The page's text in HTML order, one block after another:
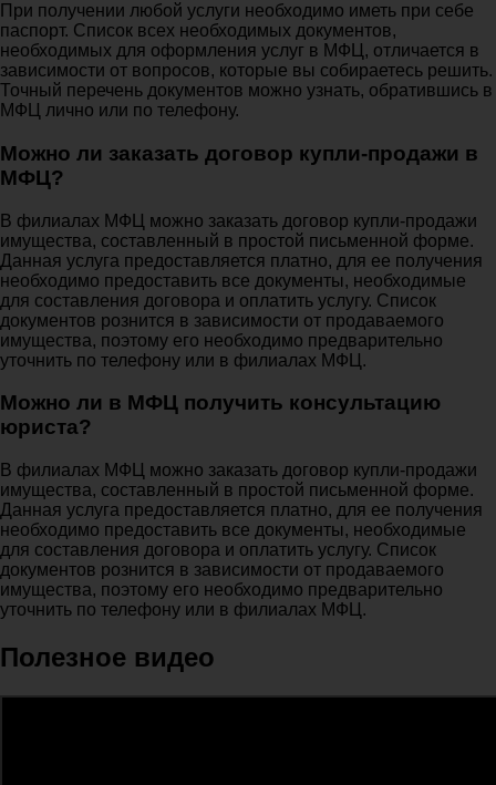
При получении любой услуги необходимо иметь при себе
паспорт. Список всех необходимых документов,
необходимых для оформления услуг в МФЦ, отличается в
зависимости от вопросов, которые вы собираетесь решить.
Точный перечень документов можно узнать, обратившись в
МФЦ лично или по телефону.
Можно ли заказать договор купли-продажи в
МФЦ?
В филиалах МФЦ можно заказать договор купли-продажи
имущества, составленный в простой письменной форме.
Данная услуга предоставляется платно, для ее получения
необходимо предоставить все документы, необходимые
для составления договора и оплатить услугу. Список
документов рознится в зависимости от продаваемого
имущества, поэтому его необходимо предварительно
уточнить по телефону или в филиалах МФЦ.
Можно ли в МФЦ получить консультацию
юриста?
В филиалах МФЦ можно заказать договор купли-продажи
имущества, составленный в простой письменной форме.
Данная услуга предоставляется платно, для ее получения
необходимо предоставить все документы, необходимые
для составления договора и оплатить услугу. Список
документов рознится в зависимости от продаваемого
имущества, поэтому его необходимо предварительно
уточнить по телефону или в филиалах МФЦ.
Полезное видео